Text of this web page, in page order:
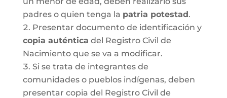
padres o quien tenga la patria potestad.
Presentar documento de identificación y
copia auténtica del Registro Civil de
Nacimiento que se va a modificar.
Si se trata de integrantes de
comunidades o pueblos indígenas, deben
presentar copia del Registro Civil de